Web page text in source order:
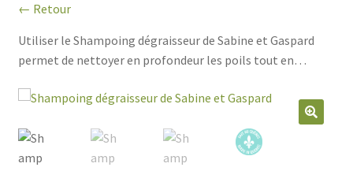
SERVICES
PAR MARQUES
🍁 PRODUITS CANADIEN
← Retour
Utiliser le Shampoing dégraisseur de Sabine et Gaspard
permet de nettoyer en profondeur les poils tout en